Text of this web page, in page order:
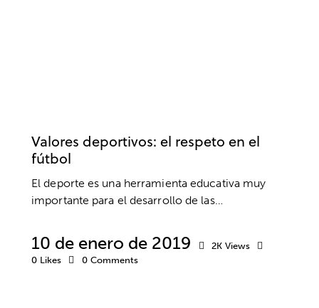
Valores deportivos: el respeto en el
fútbol
El deporte es una herramienta educativa muy
importante para el desarrollo de las…
10 de enero de 2019 2K Views
0 Likes 0 Comments